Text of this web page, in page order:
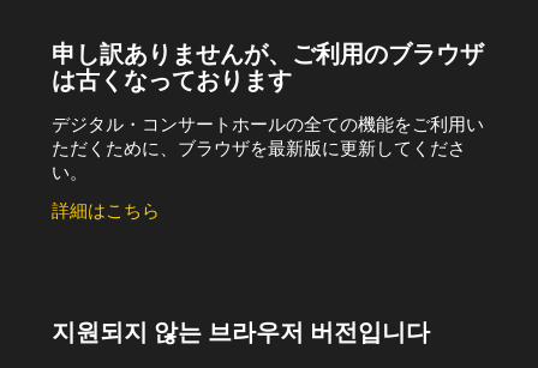
申し訳ありませんが、ご利用のブラウザ
は古くなっております
デジタル・コンサートホールの全ての機能をご利用い
ただくために、ブラウザを最新版に更新してくださ
い。
詳細はこちら
지원되지 않는 브라우저 버전입니다